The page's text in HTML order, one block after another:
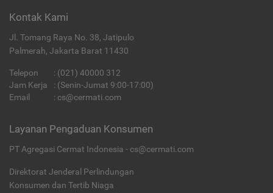
Kontak Kami
Jl. Tomang Raya No. 38, Jatipulo
Palmerah, Jakarta Barat 11430
Telepon : (021) 40000 312
Jam Kerja
: (Senin-Jumat 9:00-17:00)
Email
: cs@cermati.com
Layanan Pengaduan Konsumen
PT Agregasi Cermat Indonesia - cs@cermati.com
Direktorat Jenderal Perlindungan
Konsumen dan Tertib Niaga